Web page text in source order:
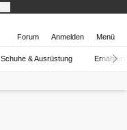
Forum Anmelden Menü
Schuhe & Ausrüstung